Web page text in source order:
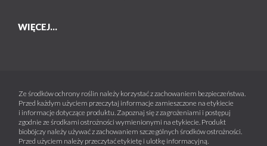
WIĘCEJ...
Ze środków ochrony roślin należy korzystać z zachowaniem bezpieczeństwa.
Przed każdym użyciem przeczytaj informacje zamieszczone na etykiecie
i informacje dotyczące produktu. Zapoznaj się z zagrożeniami i postępuj
zgodnie ze środkami ostrożności wymienionymi na etykiecie. Produkt
biobójczy należy używać z zachowaniem szczególnych środków ostrożności.
Przed użyciem należy przeczytać etykietę i ulotkę informacyjną.